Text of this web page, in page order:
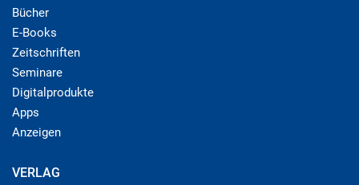
Bücher
E-Books
Zeitschriften
Seminare
Digitalprodukte
Apps
Anzeigen
VERLAG